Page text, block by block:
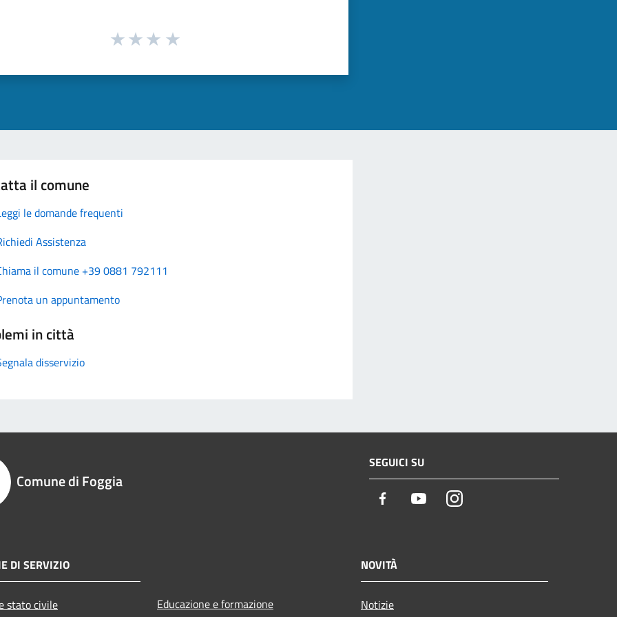
il comune
le domande frequenti
Assistenza
il comune +39 0881 792111
un appuntamento
in città
disservizio
Comune di Foggia
SEGUICI SU
Facebook YoutubeInstagram
DI SERVIZIO
stato civile Educazione e formazione
NOVITÀ
Notizie